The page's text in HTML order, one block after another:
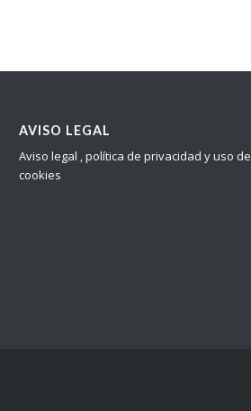
AVISO LEGAL
Aviso legal , política de privacidad y uso de
cookies